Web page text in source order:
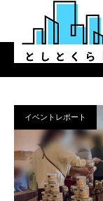
イベントレポート